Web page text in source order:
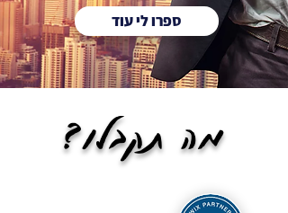
ספרו לי עוד
מה תקבלו?